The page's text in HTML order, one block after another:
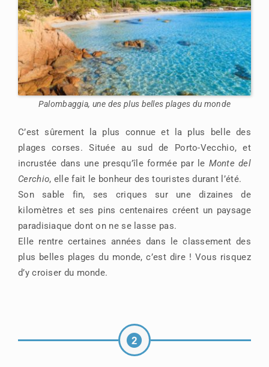
Palombaggia, une des plus belles plages du monde
C’est sûrement la plus connue et la plus belle des
plages corses. Située au sud de Porto-Vecchio, et
incrustée dans une presqu’île formée par le Monte del
Cerchio, elle fait le bonheur des touristes durant l’été.
Son sable fin, ses criques sur une dizaines de
kilomètres et ses pins centenaires créent un paysage
paradisiaque dont on ne se lasse pas.
Elle rentre certaines années dans le classement des
plus belles plages du monde, c’est dire ! Vous risquez
d’y croiser du monde.